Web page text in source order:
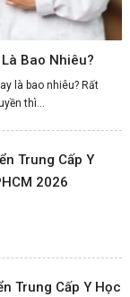
Bao Nhiêu?
là bao nhiêu? Rất
thì...
Trung Cấp Y
2026
Trung Cấp Y Học